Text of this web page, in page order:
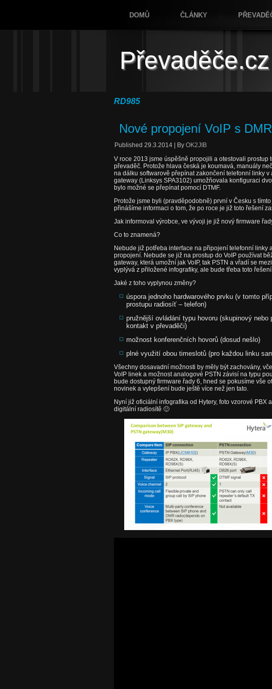
DOMŮ ČLÁNKY
Převaděče.cz
RD985
Nové propojení VoIP s
Published 29.3.2014 By OK2JIB
V roce 2013 jsme úspěšně propojili a otestovali
převaděč. Protože hlava česká je koumavá, manuály
na dálku softwarově přepínat zakončení telefonní linky
gateway (Linksys SPA3102) umožňovala konfiguraci
bylo možné se přepínat pomocí DTMF.
Protože jsme byli (pravděpodobně) první v Česku s
přinášíme informaci o tom, že po roce je již toto řešení
Jak informoval výrobce, ve vývoji je již nový firmware
Co to znamená?
Nebude již potřeba interface na připojení telefonní linky
propojení. Nebude se již na prostup do VoIP používat
gateway, která umožní jak VoIP, tak PSTN a vřadí se
vyplývá z přiložené infografiky, ale bude třeba toto
Jaké z toho vyplynou změny?
úspora jednoho hardwarového prvku (v tomto
prostupu radiosíť – telefon)
pružnější ovládání typu hovoru (skupinový
kontakt v převaděči)
možnost konferenčních hovorů (dosud nešlo)
plné využití obou timeslotů (pro každou linku
Všechny dosavadní možnosti by měly být zachovány,
VoIP linek a možnost analogové PSTN závisí na typu
bude dostupný firmware řady 6, hned se pokusíme vše
novinek a vylepšení bude ještě více než jen tato.
Nyní již oficiální infografika od Hytery, foto vzorové
digitální radiosítě 🙂